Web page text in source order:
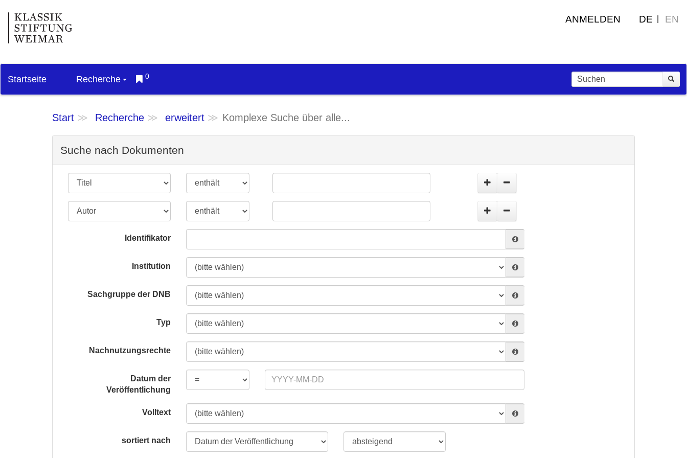
ANMELDEN DE EN
Startseite Recherche 0
Start Recherche erweitert Komplexe Suche über alle...
Suche nach Dokumenten
Identifikator
Institution
Sachgruppe der DNB
Typ
Nachnutzungsrechte
Datum der
Veröffentlichung
Volltext
sortiert nach